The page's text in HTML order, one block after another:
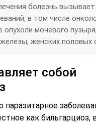
болезнь
в том числе
опухоли мочевого пузыря,
женских половых
собой
как